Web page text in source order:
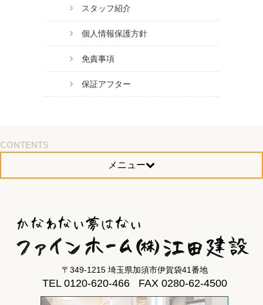
スタッフ紹介
個人情報保護方針
免責事項
保証アフター
CONTENTS
メニュー
〒349-1215 埼玉県加須市伊賀袋41番地
TEL 0120-620-466 FAX 0280-62-4500